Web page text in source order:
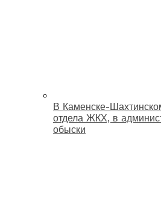
В Каменске-
отдела ЖКХ, в
обыски